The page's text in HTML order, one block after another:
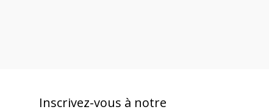
Inscrivez-vous à notre